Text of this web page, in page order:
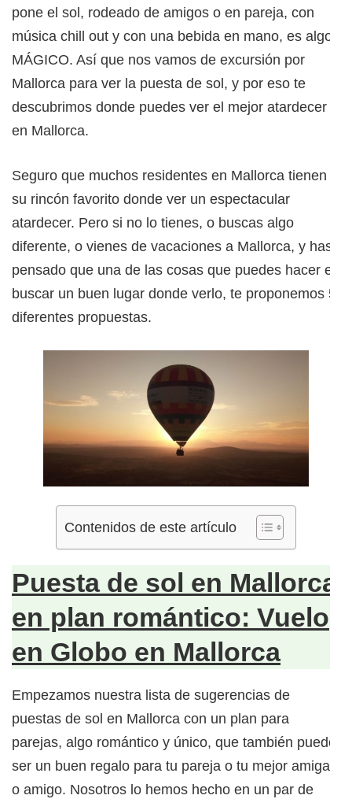
pone el sol, rodeado de amigos o en pareja, con
música chill out y con una bebida en mano, es algo
MÁGICO. Así que nos vamos de excursión por
Mallorca para ver la puesta de sol, y por eso te
descubrimos donde puedes ver el mejor atardecer
en Mallorca.
Seguro que muchos residentes en Mallorca tienen
su rincón favorito donde ver un espectacular
atardecer. Pero si no lo tienes, o buscas algo
diferente, o vienes de vacaciones a Mallorca, y has
pensado que una de las cosas que puedes hacer es
buscar un buen lugar donde verlo, te proponemos 5
diferentes propuestas.
Contenidos de este artículo
Puesta de sol en Mallorca
en plan romántico: Vuelo
en Globo en Mallorca
Empezamos nuestra lista de sugerencias de
puestas de sol en Mallorca con un plan para
parejas, algo romántico y único, que también puede
ser un buen regalo para tu pareja o tu mejor amiga
o amigo. Nosotros lo hemos hecho en un par de